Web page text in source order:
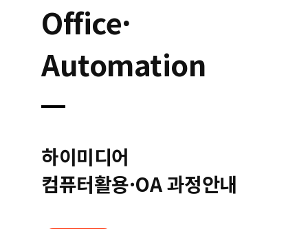
Office·
Automation
하이미디어
컴퓨터활용·OA 과정안내